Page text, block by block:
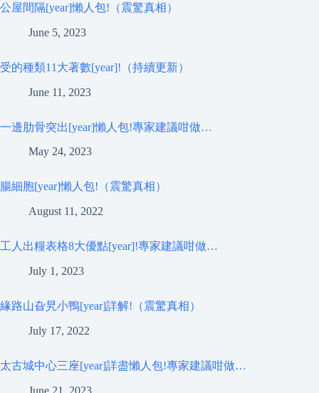
公屋間隔[year]懶人包!（震驚真相）
June 5, 2023
受的種類11大著數[year]!（持續更新）
June 11, 2023
一邊肋骨突出[year]懶人包!專家建議咁做…
May 24, 2023
腸細胞[year]懶人包!（震驚真相）
August 11, 2022
工人出糧表格8大優點[year]!專家建議咁做…
July 1, 2023
緣路山旮旯小鴨[year]詳解!（震驚真相）
July 17, 2022
太古城中心三座[year]詳盡懶人包!專家建議咁做…
June 21, 2023